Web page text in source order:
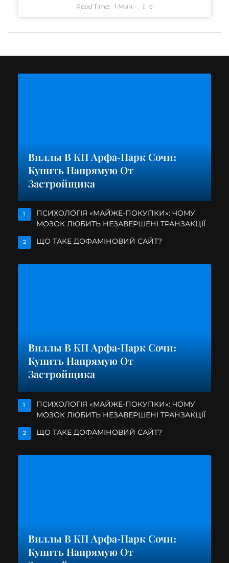
Read Time: 1 Мин 0
Виллы В КП Арфа-Парк Сочи:
Купить Напрямую От
Застройщика
1
ПСИХОЛОГІЯ «МАЙЖЕ-ПОКУПКИ»: ЧОМУ
МОЗОК ЛЮБИТЬ НЕЗАВЕРШЕНІ ТРАНЗАКЦІЇ
2 ЩО ТАКЕ ДОФАМІНОВИЙ САЙТ?
Виллы В КП Арфа-Парк Сочи:
Купить Напрямую От
Застройщика
1
ПСИХОЛОГІЯ «МАЙЖЕ-ПОКУПКИ»: ЧОМУ
МОЗОК ЛЮБИТЬ НЕЗАВЕРШЕНІ ТРАНЗАКЦІЇ
2 ЩО ТАКЕ ДОФАМІНОВИЙ САЙТ?
Виллы В КП Арфа-Парк Сочи:
Купить Напрямую От